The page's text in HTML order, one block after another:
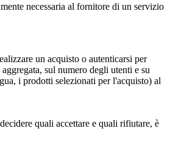
necessaria al fornitore di un servizio
un acquisto o autenticarsi per
sul numero degli utenti e su
i prodotti selezionati per l'acquisto) al
quali accettare e quali rifiutare, è